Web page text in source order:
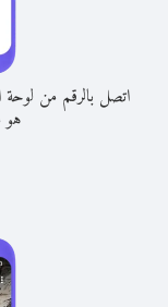
اتصل بالرقم من لوحة
هو